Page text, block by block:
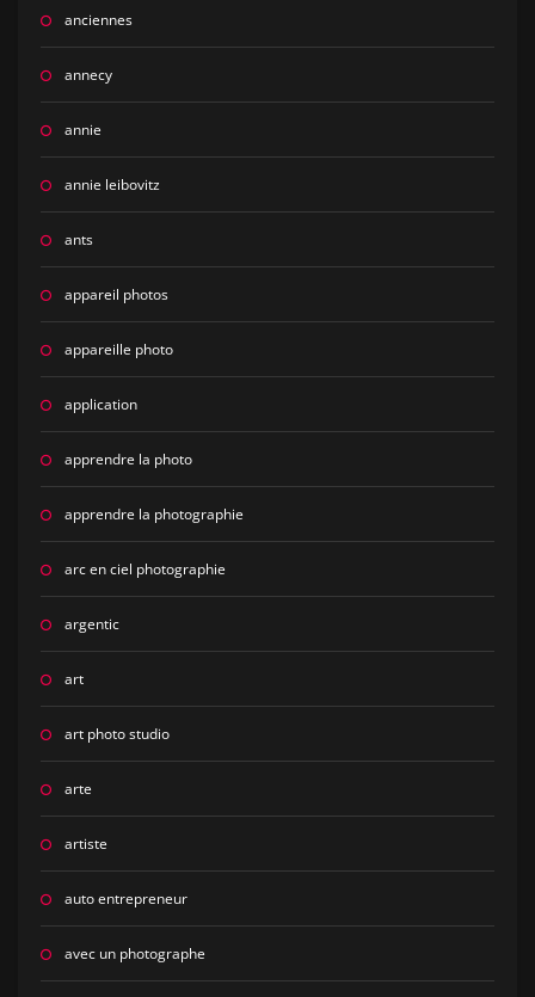
anciennes
annecy
annie
annie leibovitz
ants
appareil photos
appareille photo
application
apprendre la photo
apprendre la photographie
arc en ciel photographie
argentic
art
art photo studio
arte
artiste
auto entrepreneur
avec un photographe